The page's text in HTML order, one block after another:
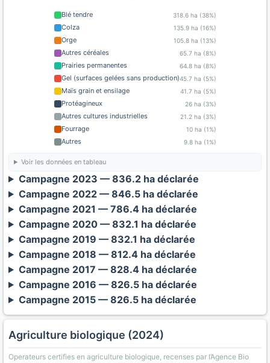
Blé tendre 318.6 ha (38%)
Colza 135.9 ha (16%)
Orge 105.8 ha (13%)
Autres céréales 65.7 ha (8%)
Prairies permanentes 64.8 ha (8%)
Gel (surfaces gelées sans production)45.7 ha (5%)
Maïs grain et ensilage 41.7 ha (5%)
Protéagineux 26 ha (3%)
Autres cultures industrielles 21.2 ha (3%)
Fourrage 10 ha (1%)
Autres 9.8 ha (1%)
Voir les données en tableau
Campagne 2023 — 836.2 ha déclarée
Campagne 2022 — 846.5 ha déclarée
Campagne 2021 — 786.4 ha déclarée
Campagne 2020 — 832.1 ha déclarée
Campagne 2019 — 832.1 ha déclarée
Campagne 2018 — 812.4 ha déclarée
Campagne 2017 — 828.4 ha déclarée
Campagne 2016 — 826.5 ha déclarée
Campagne 2015 — 826.5 ha déclarée
Agriculture biologique (2024)
Operateurs certifies en agriculture biologique, recenses par l’Agence Bio